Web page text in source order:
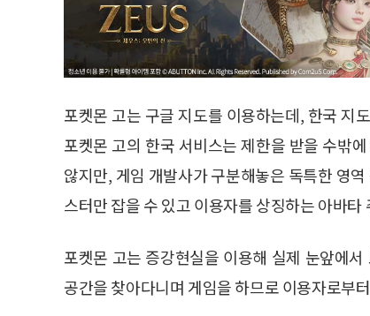
포켓몬 고는 구글 지도를 이용하는데, 한국 지
포켓몬 고의 한국 서비스는 제한을 받을 수밖
않지만, 게임 개발사가 구분해놓은 독특한 영
스터만 잡을 수 있고 이용자를 상징하는 아바
포켓몬 고는 증강현실을 이용해 실제 눈앞에
공간을 찾아다니며 게임을 하므로 이용자로부